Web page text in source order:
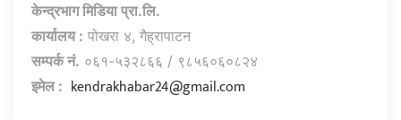
केन्द्रभाग मिडिया प्रा.लि.
कार्यालय : पोखरा ४, गैह्रापाटन
सम्पर्क नं. ०६१-५३२८६६ / ९८५६०६०८२४
इमेल : kendrakhabar24@gmail.com